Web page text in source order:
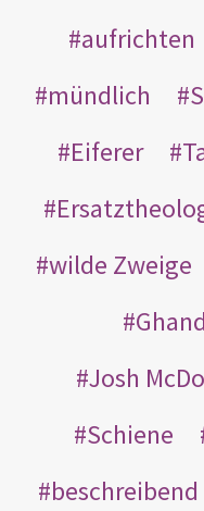
aufrichten
mündlich
Eiferer
wilde Zweige
Josh
Schiene
beschreibend